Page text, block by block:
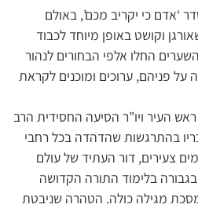
‘אדם כי יקריב מכם’, באולם
וקושט באופן מיוחד לכבוד
החלו אלפי הבחורים לנהור
פניהם, ערוכים ומוכנים לקראת
העיר ויו”ר הסיעה החסידית הרב
בהתרגשות שהדהדה בכל רחבי
צעירים, דור העתיד של עולם
בלימוד התורה הקדושה
מגילה כולה. הטהרה שניבטת